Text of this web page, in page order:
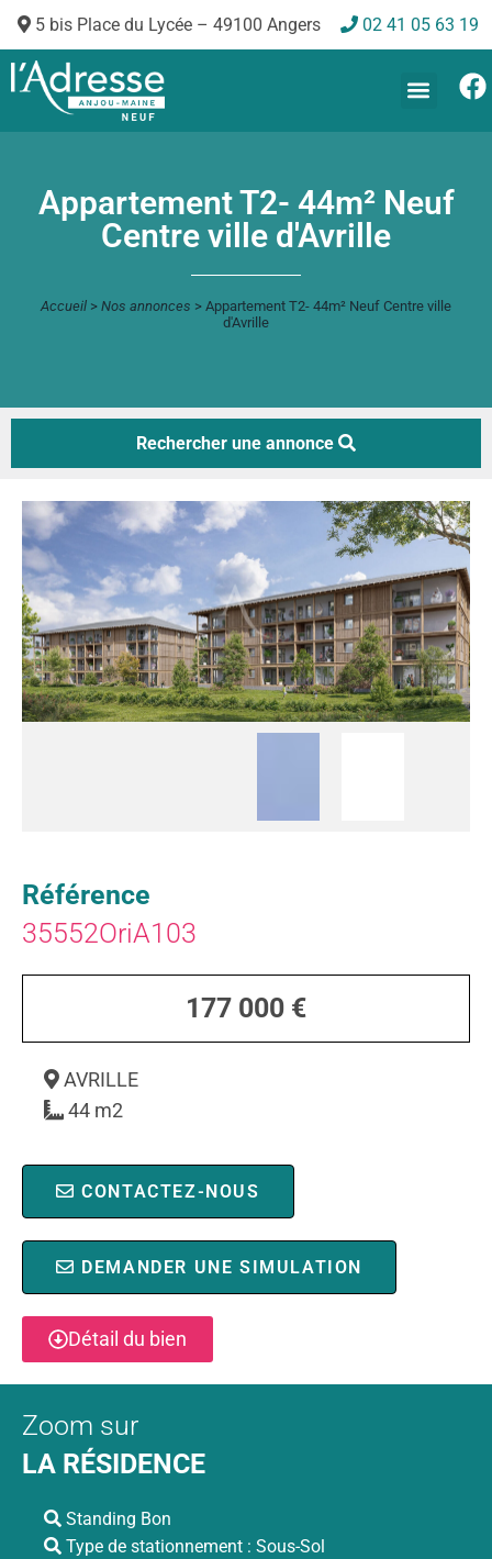
5 bis Place du Lycée – 49100 Angers 02 41 05 63 19
Appartement T2- 44m² Neuf
Centre ville d'Avrille
Accueil > Nos annonces > Appartement T2- 44m² Neuf Centre ville
d'Avrille
Rechercher une annonce
Référence
35552OriA103
177 000 €
AVRILLE
44 m2
CONTACTEZ-NOUS
DEMANDER UNE SIMULATION
Détail du bien
Zoom sur
LA RÉSIDENCE
Standing Bon
Type de stationnement : Sous-Sol